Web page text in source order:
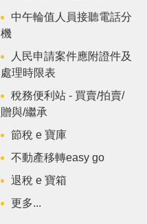
中午輪值人員接聽電話分
機
人民申請案件應附證件及
處理時限表
稅務便利站 - 買賣/拍賣/
贈與/繼承
節稅 e 寶庫
不動產移轉easy go
退稅 e 寶箱
更多...